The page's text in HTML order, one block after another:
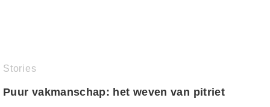
Stories
Puur vakmanschap: het weven van pitriet